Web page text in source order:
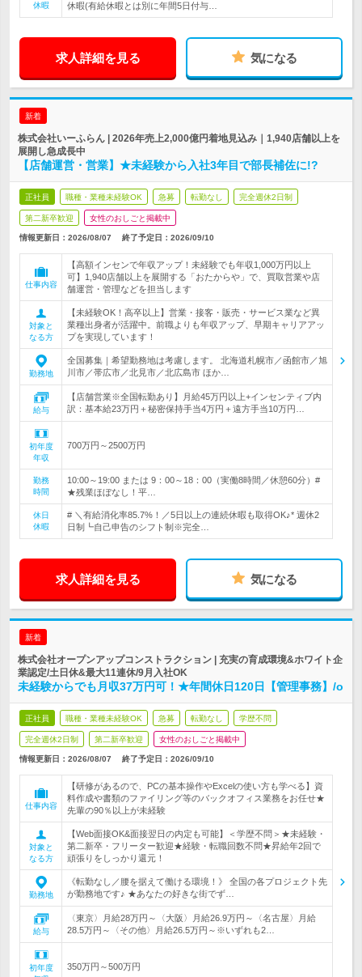
休暇
休暇(有給休暇とは別に年間5日付与…
求人詳細を見る 気になる
新着
株式会社いーふらん | 2026年売上2,000億円着地見込み｜1,940店舗以上を
展開し急成長中
【店舗運営・営業】★未経験から入社3年目で部長補佐に!?
正社員 職種・業種未経験OK 急募 転勤なし 完全週休2日制
第二新卒歓迎 女性のおしごと掲載中
情報更新日：2026/08/07 終了予定日： 2026/09/10
仕事内容
【高額インセンで年収アップ！未経験でも年収1,000万円以上
可】1,940店舗以上を展開する「おたからや」で、買取営業や店
舗運営・管理などを担当します
対象と
なる方
【未経験OK！高卒以上】営業・接客・販売・サービス業など異
業種出身者が活躍中。前職よりも年収アップ、早期キャリアアッ
プを実現しています！
勤務地
全国募集｜希望勤務地は考慮します。 北海道札幌市／函館市／旭
川市／帯広市／北見市／北広島市 ほか…
給与
【店舗営業※全国転勤あり】月給45万円以上+インセンティブ内
訳：基本給23万円＋秘密保持手当4万円＋遠方手当10万円…
初年度
年収
700万円～2500万円
勤務
時間
10:00～19:00 または 9：00～18：00（実働8時間／休憩60分）#
★残業ほぼなし！平…
休日
休暇
# ＼有給消化率85.7%！／5日以上の連続休暇も取得OK♪* 週休2
日制┗自己申告のシフト制※完全…
求人詳細を見る 気になる
新着
株式会社オープンアップコンストラクション | 充実の育成環境&ホワイト企
業認定/土日休&最大11連休/9月入社OK
未経験からでも月収37万円可！★年間休日120日【管理事務】/o
正社員 職種・業種未経験OK 急募 転勤なし 学歴不問
完全週休2日制 第二新卒歓迎 女性のおしごと掲載中
情報更新日：2026/08/07 終了予定日： 2026/09/10
仕事内容
【研修があるので、PCの基本操作やExcelの使い方も学べる】資
料作成や書類のファイリング等のバックオフィス業務をお任せ★
先輩の90％以上が未経験
対象と
なる方
【Web面接OK&面接翌日の内定も可能】＜学歴不問＞★未経験・
第二新卒・フリーター歓迎★経験・転職回数不問★昇給年2回で
頑張りをしっかり還元！
勤務地
《転勤なし／腰を据えて働ける環境！》 全国の各プロジェクト先
が勤務地です♪ ★あなたの好きな街でず…
給与
〈東京〉月給28万円～〈大阪〉月給26.9万円～〈名古屋〉月給
28.5万円～〈その他〉月給26.5万円～※いずれも2…
初年度
350万円～500万円